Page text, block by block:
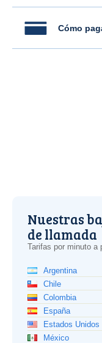
Cómo
Nuestras
de llamada
Tarifas por minuto a
Argentina
Chile
Colombia
España
Estados Unidos
México